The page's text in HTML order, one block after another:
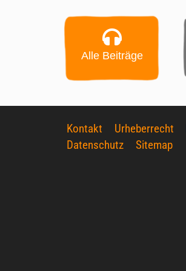
Alle Beiträge
Kontakt Urheberrecht
Datenschutz
Sitemap